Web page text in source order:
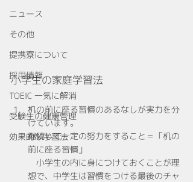
ニュース
その他
提携寮について
採用情報
TOEIC 一気に解消
受験生の健康管理
効果的な学習法
小学生の家庭学習法
机の前に座る習慣のあるなしが実力を分
けています。
継続して一定の努力をすること＝「机の
前に座る習慣」
小学生の内に身につけておくことが理
想で、中学生は習慣をつける最後のチャ